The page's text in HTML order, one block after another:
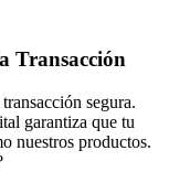
Transacción
segura.
garantiza que tu
nuestros productos.